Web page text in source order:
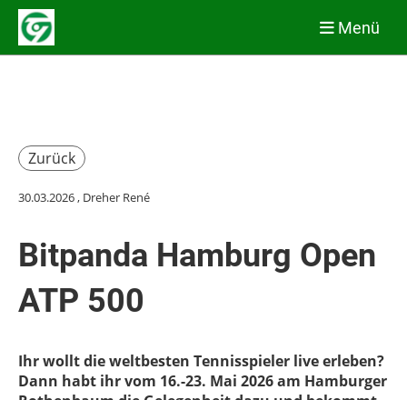
Menü
Zurück
30.03.2026, Dreher René
Bitpanda Hamburg Open
ATP 500
Ihr wollt die weltbesten Tennisspieler live erleben?
Dann habt ihr vom 16.-23. Mai 2026 am Hamburger